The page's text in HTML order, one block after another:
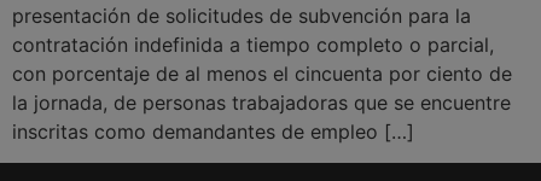
presentación de solicitudes de subvención para la
contratación indefinida a tiempo completo o parcial,
con porcentaje de al menos el cincuenta por ciento de
la jornada, de personas trabajadoras que se encuentre
inscritas como demandantes de empleo […]